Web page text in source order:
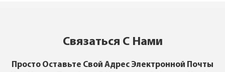
Связаться С Нами
Просто Оставьте Свой Адрес Электронной Почты